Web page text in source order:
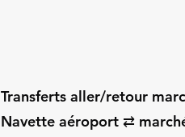
Transferts aller/retour
Navette aéroport ⇄